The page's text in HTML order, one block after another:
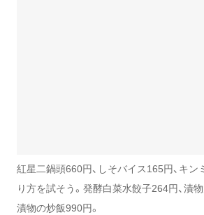
紅星二鍋頭660円、しそバイス165円、キ
り方を試そう。発酵白菜水餃子264円、漬
漬物の炒飯990円。